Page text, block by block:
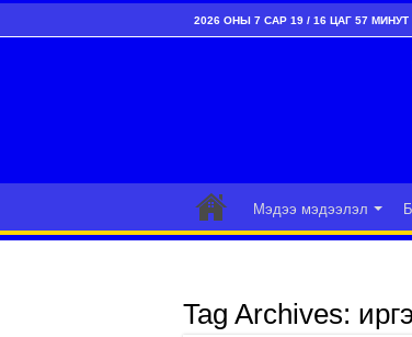
2026 ОНЫ 7 САР 19 / 16 ЦАГ 57 МИНУТ
Мэдээ мэдээлэл
Tag Archives: